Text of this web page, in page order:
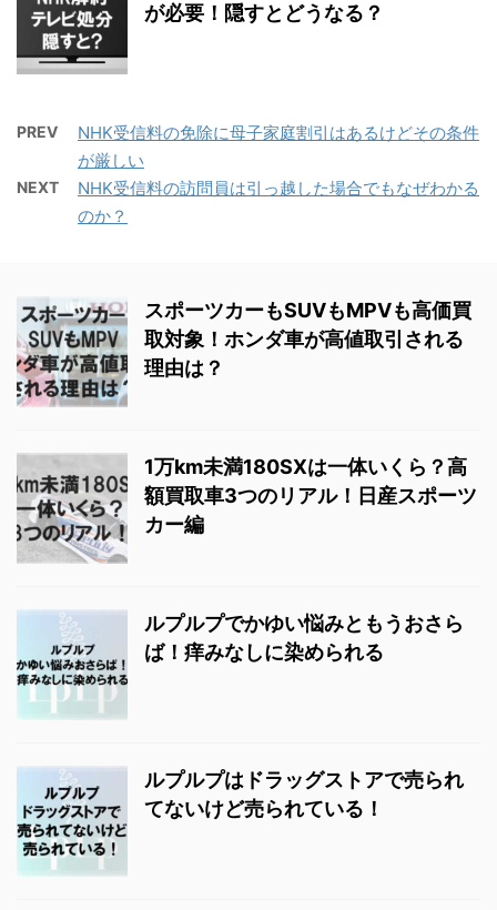
が必要！隠すとどうなる？
PREV
NHK受信料の免除に母子家庭割引はあるけどその条件
が厳しい
NEXT
NHK受信料の訪問員は引っ越した場合でもなぜわかる
のか？
スポーツカーもSUVもMPVも高価買
取対象！ホンダ車が高値取引される
理由は？
1万km未満180SXは一体いくら？高
額買取車3つのリアル！日産スポーツ
カー編
ルプルプでかゆい悩みともうおさら
ば！痒みなしに染められる
ルプルプはドラッグストアで売られ
てないけど売られている！